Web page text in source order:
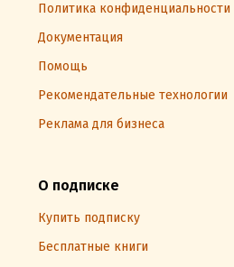
Политика конфиденциальности
Документация
Помощь
Рекомендательные технологии
Реклама для бизнеса
О подписке
Купить подписку
Бесплатные книги